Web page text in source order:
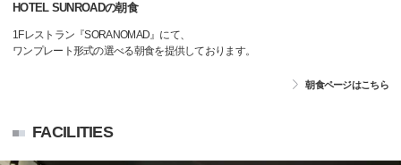
HOTEL SUNROADの朝食
1Fレストラン『SORANOMAD』にて、
ワンプレート形式の選べる朝食を提供しております。
朝食ページはこちら
FACILITIES